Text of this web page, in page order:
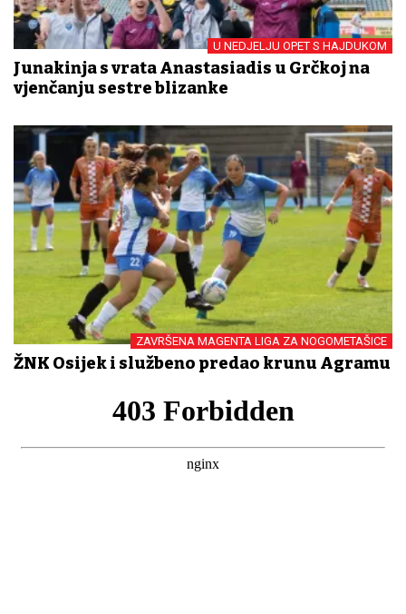
U NEDJELJU OPET S HAJDUKOM
Junakinja s vrata Anastasiadis u Grčkoj na
vjenčanju sestre blizanke
ZAVRŠENA MAGENTA LIGA ZA NOGOMETAŠICE
ŽNK Osijek i službeno predao krunu Agramu